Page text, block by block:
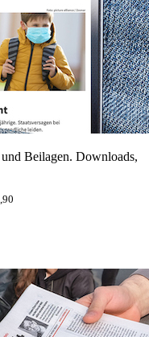
Beilagen. Downloads,